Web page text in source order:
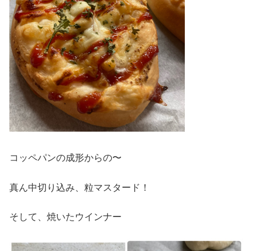
コッペパンの成形からの〜
真ん中切り込み、粒マスタード！
そして、焼いたウインナー